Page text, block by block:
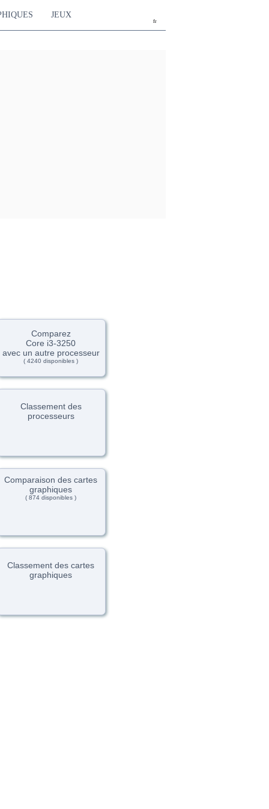
fr
JEUX
Comparez
Core i3-3250
avec un autre processeur
( 4240 disponibles )
Classement des
processeurs
Comparaison des cartes
graphiques
( 874 disponibles )
Classement des cartes
graphiques